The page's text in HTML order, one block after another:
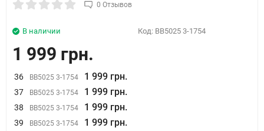
0 Отзывов
В наличии Код: BB5025 3-1754
1 999 грн.
36 BB5025 3-1754 1 999 грн.
37 BB5025 3-1754 1 999 грн.
38 BB5025 3-1754 1 999 грн.
39 BB5025 3-1754 1 999 грн.